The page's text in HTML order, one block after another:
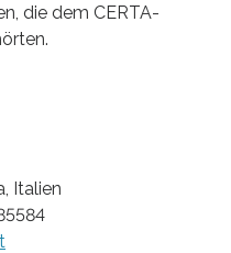
die dem CERTA-
Italien